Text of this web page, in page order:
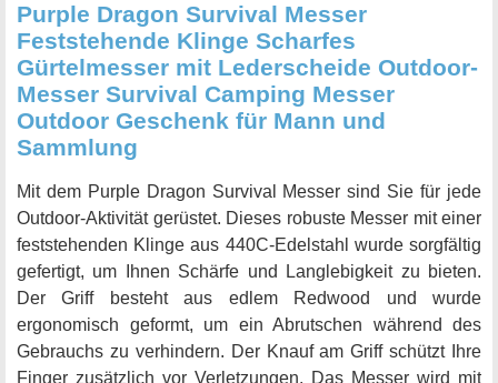
Purple Dragon Survival Messer
Feststehende Klinge Scharfes
Gürtelmesser mit Lederscheide Outdoor-
Messer Survival Camping Messer
Outdoor Geschenk für Mann und
Sammlung
Mit dem Purple Dragon Survival Messer sind Sie für jede
Outdoor-Aktivität gerüstet. Dieses robuste Messer mit einer
feststehenden Klinge aus 440C-Edelstahl wurde sorgfältig
gefertigt, um Ihnen Schärfe und Langlebigkeit zu bieten.
Der Griff besteht aus edlem Redwood und wurde
ergonomisch geformt, um ein Abrutschen während des
Gebrauchs zu verhindern. Der Knauf am Griff schützt Ihre
Finger zusätzlich vor Verletzungen. Das Messer wird mit